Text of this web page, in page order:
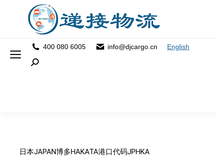
400 080 6005 info@djcargo.cn English
Search:
日本JAPAN博多HAKATA港口代码JPHKA